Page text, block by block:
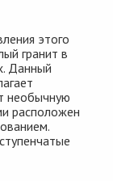
этого
гранит в
Данный
необычную
расположен